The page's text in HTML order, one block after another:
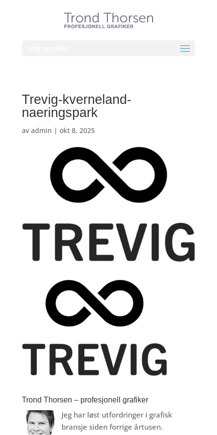
Trevig-kverneland-
naeringspark
av admin | okt 8, 2025
Trond Thorsen – profesjonell grafiker
Jeg har løst utfordringer i grafisk
bransje siden forrige årtusen.